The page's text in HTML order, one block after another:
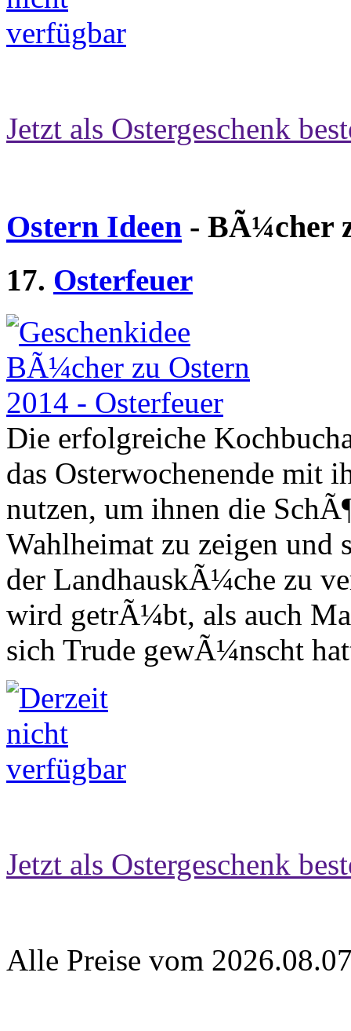
Jetzt als Ostergeschenk
Ostern Ideen - BÃ¼cher
17. Osterfeuer
Die erfolgreiche
das Osterwochenende mit
nutzen, um ihnen die
Wahlheimat zu zeigen und
der LandhauskÃ¼che zu
wird getrÃ¼bt, als auch
sich Trude gewÃ¼nscht
Jetzt als Ostergeschenk
Alle Preise vom